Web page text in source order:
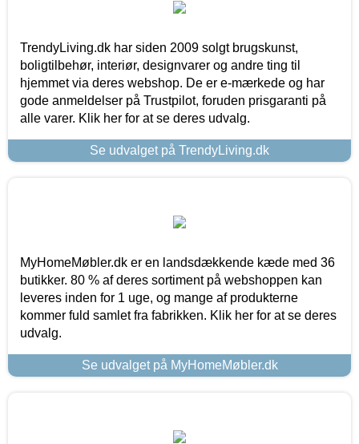
TrendyLiving.dk har siden 2009 solgt brugskunst,
boligtilbehør, interiør, designvarer og andre ting til
hjemmet via deres webshop. De er e-mærkede og har
gode anmeldelser på Trustpilot, foruden prisgaranti på
alle varer. Klik her for at se deres udvalg.
Se udvalget på TrendyLiving.dk
MyHomeMøbler.dk er en landsdækkende kæde med 36
butikker. 80 % af deres sortiment på webshoppen kan
leveres inden for 1 uge, og mange af produkterne
kommer fuld samlet fra fabrikken. Klik her for at se deres
udvalg.
Se udvalget på MyHomeMøbler.dk